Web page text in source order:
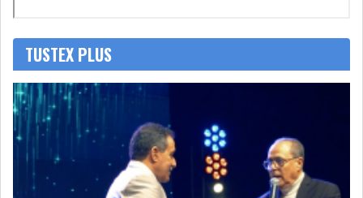
FINANCIER IMMOBILIER
HOLDING INDUSTRIEL
AGRO-ALIMENTAIRE DIVERS
TUSTEX PLUS